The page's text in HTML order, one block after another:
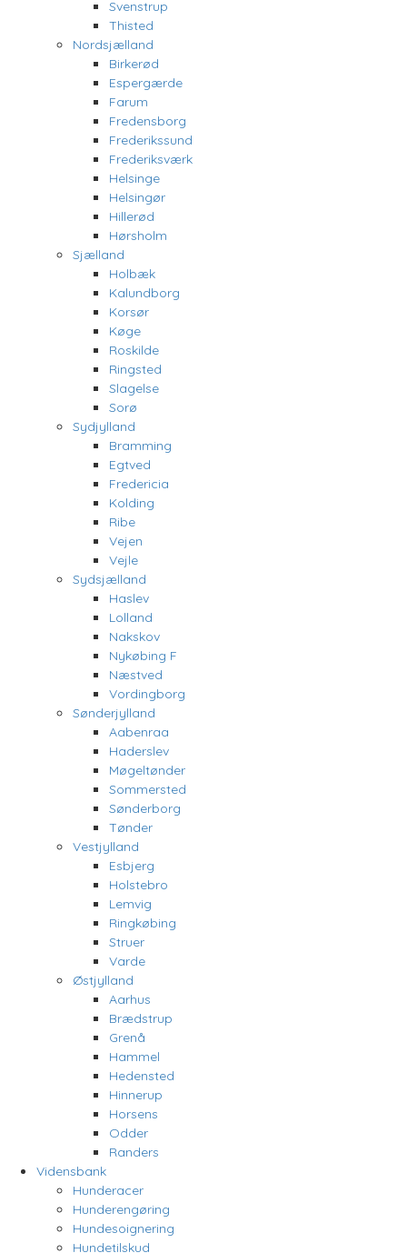
Svenstrup
Thisted
Nordsjælland
Birkerød
Espergærde
Farum
Fredensborg
Frederikssund
Frederiksværk
Helsinge
Helsingør
Hillerød
Hørsholm
Sjælland
Holbæk
Kalundborg
Korsør
Køge
Roskilde
Ringsted
Slagelse
Sorø
Sydjylland
Bramming
Egtved
Fredericia
Kolding
Ribe
Vejen
Vejle
Sydsjælland
Haslev
Lolland
Nakskov
Nykøbing F
Næstved
Vordingborg
Sønderjylland
Aabenraa
Haderslev
Møgeltønder
Sommersted
Sønderborg
Tønder
Vestjylland
Esbjerg
Holstebro
Lemvig
Ringkøbing
Struer
Varde
Østjylland
Aarhus
Brædstrup
Grenå
Hammel
Hedensted
Hinnerup
Horsens
Odder
Randers
Vidensbank
Hunderacer
Hunderengøring
Hundesoignering
Hundetilskud